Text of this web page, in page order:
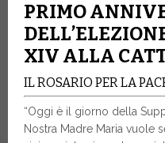
PRIMO
XIV ALLA
IL ROSARIO PER LA
“Oggi è il giorno della
Nostra Madre Maria vuole